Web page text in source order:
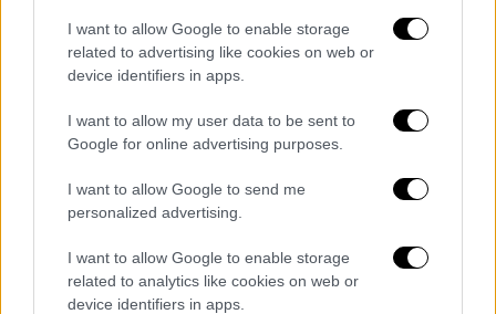
I want to allow Google to enable storage
related to advertising like cookies on web or
device identifiers in apps.
I want to allow my user data to be sent to
Google for online advertising purposes.
I want to allow Google to send me
personalized advertising.
I want to allow Google to enable storage
related to analytics like cookies on web or
device identifiers in apps.
Άμεσα υπήρξε κινητοποίηση των Αρχών και
στο σημείο έσπευσε ασθενοφόρο του
Από τα ταξιδιωτικά έγγραφα που είχε πάνω
37χρονο από το Νεπάλ.
Τα σχολιά σας δημοσιεύονται άμεσα με δική σας ευθύνη. Το
ΕΘΝΟΣ θα παρεμβαίνει και τα προσβλητικά σχόλια θα